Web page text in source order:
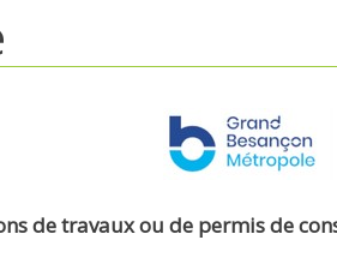
de travaux ou de permis de